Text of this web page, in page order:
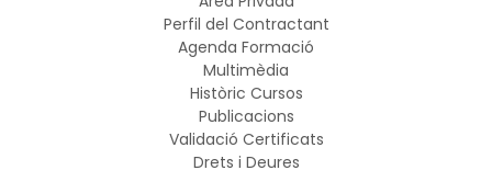
Perfil del Contractant
Agenda Formació
Multimèdia
Històric Cursos
Publicacions
Validació Certificats
Drets i Deures